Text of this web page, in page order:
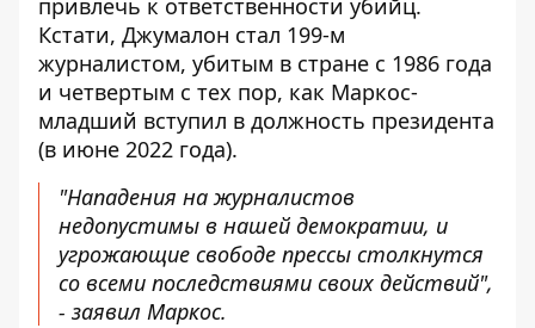
привлечь к ответственности убийц.
Кстати, Джумалон стал 199-м
журналистом, убитым в стране с 1986 года
и четвертым с тех пор, как Маркос-
младший вступил в должность президента
(в июне 2022 года).
"Нападения на журналистов
недопустимы в нашей демократии, и
угрожающие свободе прессы столкнутся
со всеми последствиями своих действий",
- заявил Маркос.